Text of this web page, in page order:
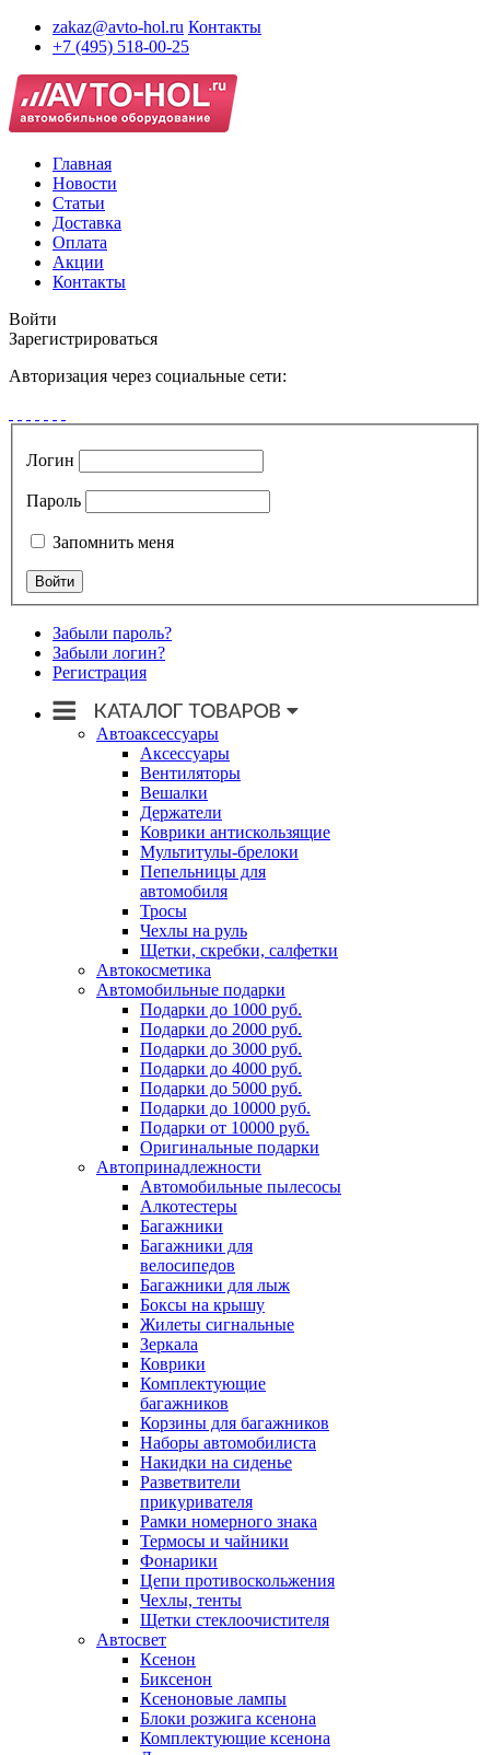
zakaz@avto-hol.ru Контакты
+7 (495) 518-00-25
Главная
Новости
Статьи
Доставка
Оплата
Акции
Контакты
Войти
Зарегистрироваться
Авторизация через социальные сети:
Логин
Пароль
Запомнить меня
Забыли пароль?
Забыли логин?
Регистрация
Автоаксессуары
Аксессуары
Вентиляторы
Вешалки
Держатели
Коврики антискользящие
Мультитулы-брелоки
Пепельницы для
автомобиля
Тросы
Чехлы на руль
Щетки, скребки, салфетки
Автокосметика
Автомобильные подарки
Подарки до 1000 руб.
Подарки до 2000 руб.
Подарки до 3000 руб.
Подарки до 4000 руб.
Подарки до 5000 руб.
Подарки до 10000 руб.
Подарки от 10000 руб.
Оригинальные подарки
Автопринадлежности
Автомобильные пылесосы
Алкотестеры
Багажники
Багажники для
велосипедов
Багажники для лыж
Боксы на крышу
Жилеты сигнальные
Зеркала
Коврики
Комплектующие
багажников
Корзины для багажников
Наборы автомобилиста
Накидки на сиденье
Разветвители
прикуривателя
Рамки номерного знака
Термосы и чайники
Фонарики
Цепи противоскольжения
Чехлы, тенты
Щетки стеклоочистителя
Автосвет
Ксенон
Биксенон
Ксеноновые лампы
Блоки розжига ксенона
Комплектующие ксенона